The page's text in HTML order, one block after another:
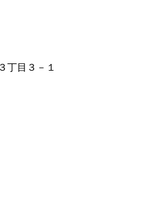
丁目３－１